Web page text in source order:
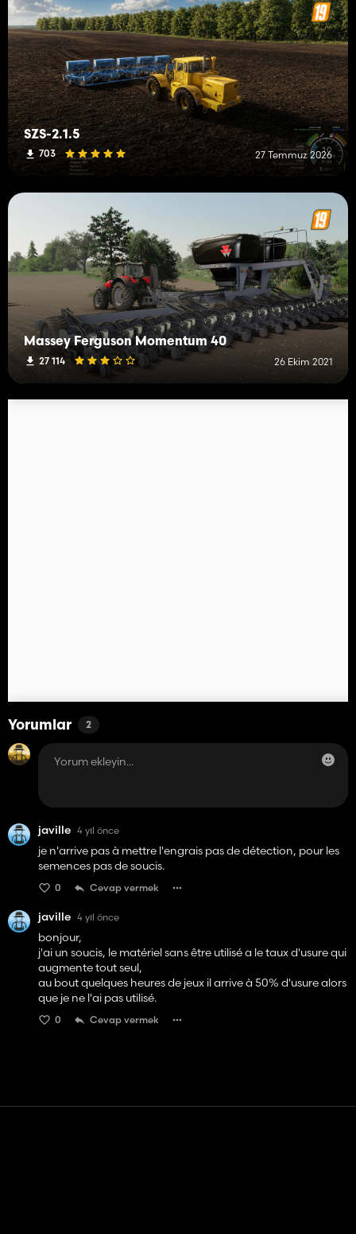
SZS-2.1.5
703 27 Temmuz 2026
Massey Ferguson Momentum 40
27 114 26 Ekim 2021
Yorumlar 2
javille 4 yıl önce
je n'arrive pas à mettre l'engrais pas de détection, pour les
semences pas de soucis.
0 Cevap vermek
javille 4 yıl önce
bonjour,
j'ai un soucis, le matériel sans être utilisé a le taux d'usure qui
augmente tout seul,
au bout quelques heures de jeux il arrive à 50% d'usure alors
que je ne l'ai pas utilisé.
0 Cevap vermek